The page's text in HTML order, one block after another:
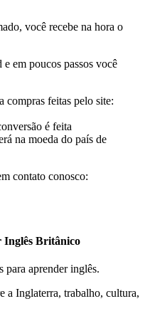
você recebe na hora o
em poucos passos você
compras feitas pelo site:
é feita
na moeda do país de
contato conosco:
Inglês Britânico
para aprender inglês.
a Inglaterra, trabalho, cultura,